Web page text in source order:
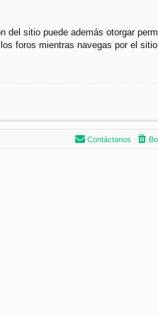
sitio puede además otorgar
foros mientras navegas por el sitio.
Contáctanos